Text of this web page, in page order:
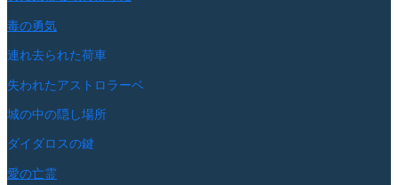
毒の勇気
連れ去られた荷車
失われたアストロラーベ
城の中の隠し場所
ダイダロスの鍵
愛の亡霊